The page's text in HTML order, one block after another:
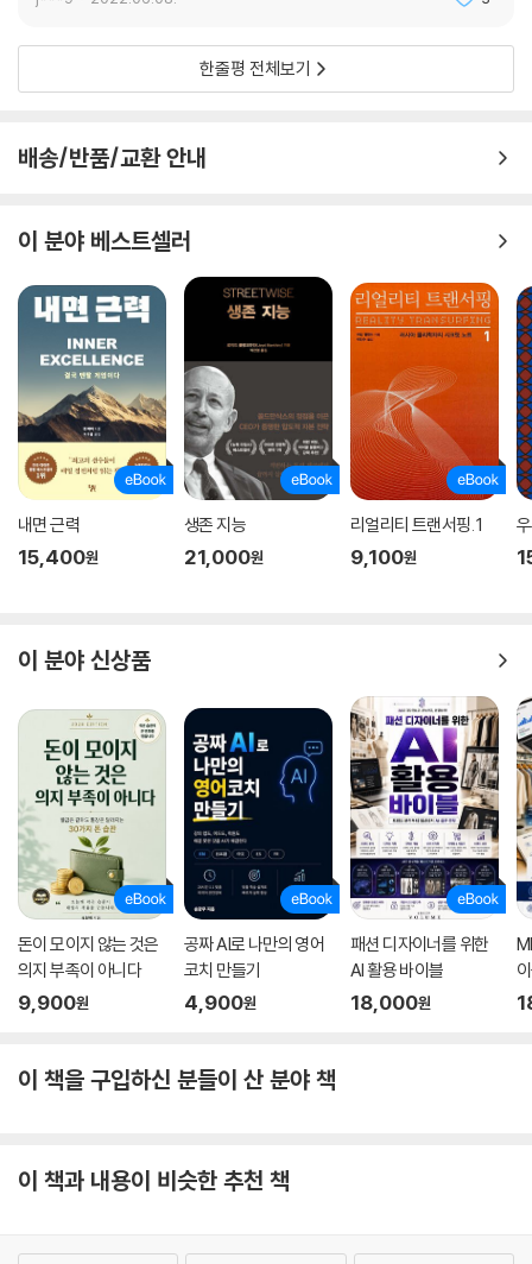
한줄평 전체보기
배송/반품/교환 안내
이 분야 베스트셀러
내면 근력
15,400원
생존 지능
21,000원
리얼리티 트랜서핑. 1
9,100원
이 분야 신상품
돈이 모이지 않는 것은
의지 부족이 아니다
9,900원
공짜 AI로 나만의 영어
코치 만들기
4,900원
패션 디자이너를 위한
AI 활용 바이블
18,000원
이 책을 구입하신 분들이 산 분야 책
이 책과 내용이 비슷한 추천 책